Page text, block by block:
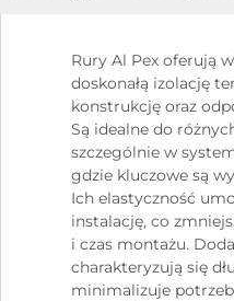
Rury Al Pex oferują
doskonałą izolację
konstrukcję oraz
Są idealne do
szczególnie w
gdzie kluczowe są
Ich elastyczność
instalację, co
i czas montażu.
charakteryzują się
minimalizuje